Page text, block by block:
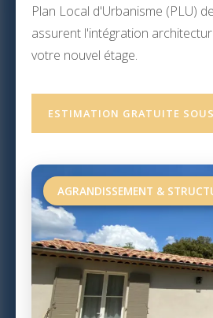
Plan Local d'Urbanisme (PLU)
assurent l'intégration
votre nouvel étage.
ESTIMATION GRATUITE
AGRANDISSEMENT &